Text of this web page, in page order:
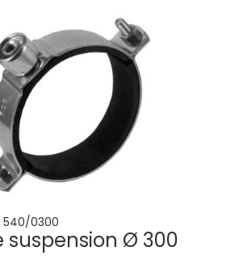
540/0300
suspension Ø 300